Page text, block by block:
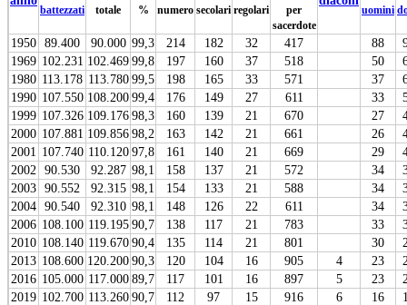
battezzati totale % numero secolari regolari
per
sacerdote
uomini
1950 89.400 90.000 99,3 214 182 32 417 88
1969 102.231 102.46999,8 197 160 37 518 50
1980 113.178 113.780 99,5 198 165 33 571 37
1990 107.550 108.20099,4 176 149 27 611 33
1999 107.326 109.17698,3 160 139 21 670 27
2000 107.881 109.85698,2 163 142 21 661 26
2001 107.740 110.120 97,8 161 140 21 669 29
2002
90.530 92.287 98,1 158 137 21 572 34
2003 90.552 92.315 98,1 154 133 21 588 34
2004 90.540 92.310 98,1 148 126 22 611 34
2006 108.100 119.195 90,7 138 117 21 783 33
2010 108.140 119.670 90,4 135 114 21 801 30
2013 108.600 120.20090,3 120 104 16 905 4 23
2016 105.000 117.000 89,7 117 101 16 897 5 23
2019 102.700 113.260 90,7 112 97 15 916 6 16